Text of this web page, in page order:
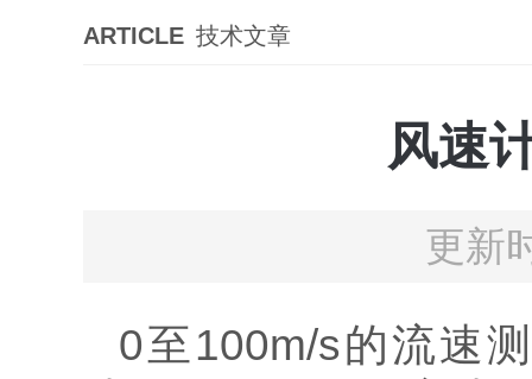
ARTICLE 技术文章
风速
更新
0至100m/s的流速